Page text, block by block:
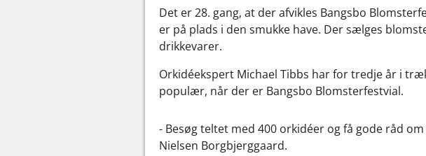
Det er 28. gang, at der afvikles Bangsbo
er på plads i den smukke have. Der sælges
drikkevarer.
Orkidéekspert Michael Tibbs har for tredje år i
populær, når der er Bangsbo Blomsterfestvial.
- Besøg teltet med 400 orkidéer og få gode råd
Nielsen Borgbjerggaard.